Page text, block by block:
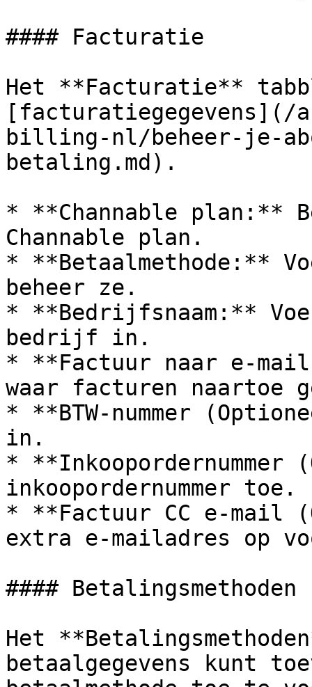
#### Facturatie
Het **Facturatie**
[facturatiegegevens](/
billing-nl/beheer-je-
betaling.md).
* **Channable plan:**
Channable plan.
* **Betaalmethode:**
beheer ze.
* **Bedrijfsnaam:**
bedrijf in.
* **Factuur naar
waar facturen naartoe
* **BTW‑nummer
in.
* **Inkoopordernummer
inkoopordernummer toe.
* **Factuur CC e‑mail
extra e‑mailadres op
#### Betalingsmethoden
Het
betaalgegevens kunt